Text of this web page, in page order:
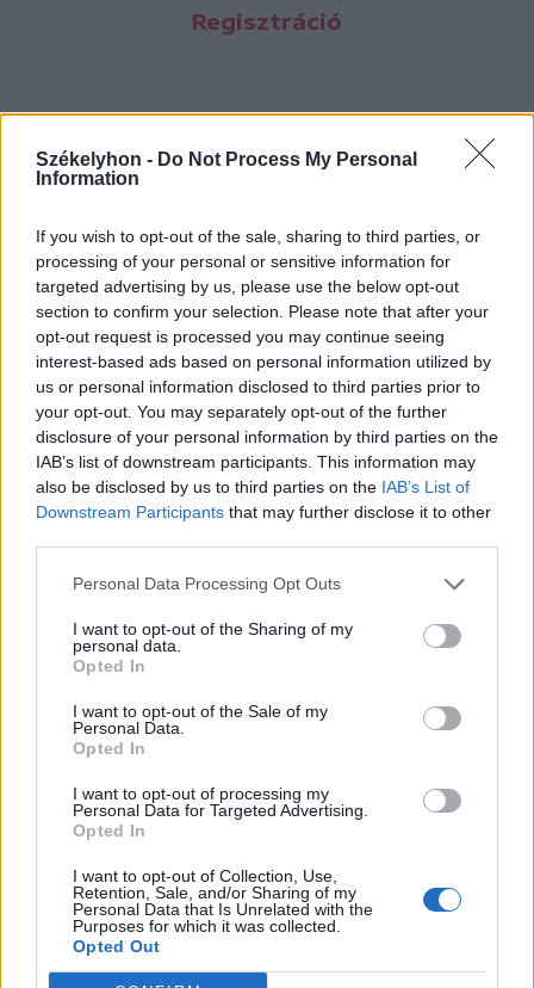
Székelyhon - Do Not Process My Personal
Information
If you wish to opt-out of the sale, sharing to third parties, or
processing of your personal or sensitive information for
targeted advertising by us, please use the below opt-out
section to confirm your selection. Please note that after your
opt-out request is processed you may continue seeing
interest-based ads based on personal information utilized by
us or personal information disclosed to third parties prior to
your opt-out. You may separately opt-out of the further
disclosure of your personal information by third parties on the
IAB’s list of downstream participants. This information may
also be disclosed by us to third parties on the IAB’s List of
Downstream Participants that may further disclose it to other
Personal Data Processing Opt Outs
I want to opt-out of the Sharing of my
personal data.
Opted In
I want to opt-out of the Sale of my
Personal Data.
Opted In
I want to opt-out of processing my
Personal Data for Targeted Advertising.
Opted In
I want to opt-out of Collection, Use,
Retention, Sale, and/or Sharing of my
Personal Data that Is Unrelated with the
Purposes for which it was collected.
Opted Out
Regisztráció
Hasznos
Impresszum
Szerzői jogok
Adatvédelmi tájékoztató
Cookie-kezelési tájékoztató
Hozzászólási szabályzat
Nyomtatott lapjaink archívuma
Székely Hírmondó archívuma
Sütibeállítások
Médiatér
Liget
Krónika
Bihari Napló